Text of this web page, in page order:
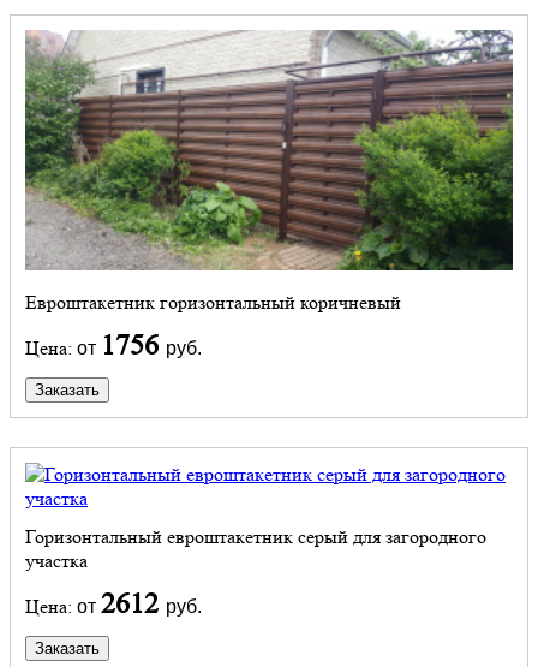
Евроштакетник горизонтальный коричневый
Цена: от 1756 руб.
Заказать
Горизонтальный евроштакетник серый для загородного
участка
Цена: от 2612 руб.
Заказать